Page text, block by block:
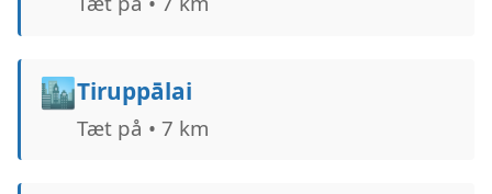
🏙️Tiruppālai
Tæt på • 7 km